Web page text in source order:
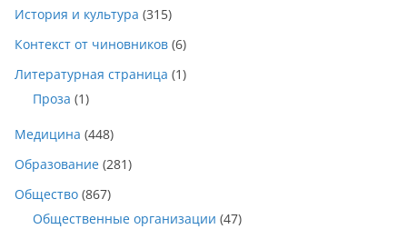
История и культура (315)
Контекст от чиновников (6)
Литературная страница (1)
Проза (1)
Медицина (448)
Образование (281)
Общество (867)
Общественные организации (47)